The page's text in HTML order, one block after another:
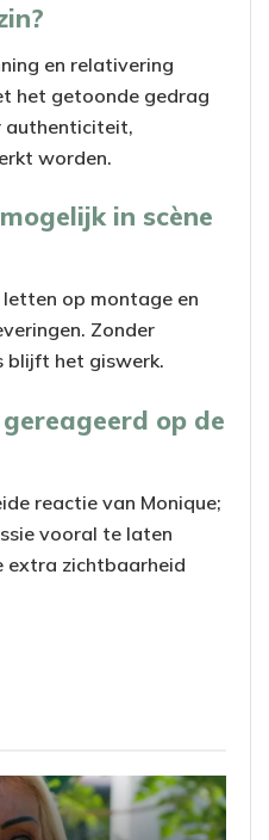
en relativering
het getoonde gedrag
authenticiteit,
worden.
in scène
op montage en
Zonder
blijft het giswerk.
op de
reactie van Monique;
vooral te laten
extra zichtbaarheid